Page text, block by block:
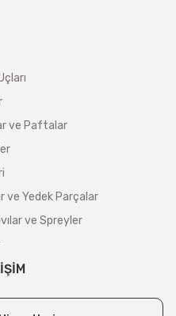
ve Paftalar
ve Yedek Parçalar
ve Spreyler